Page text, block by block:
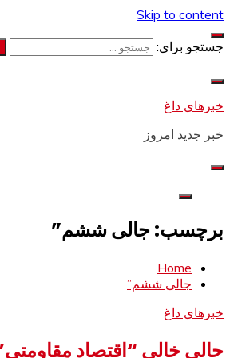
Skip to content
جستجو برای:
خبرهای داغ
خبر جدید امروز
برچسب: جالی ششم”
Home
جالی ششم”
خبرهای داغ
جالی خالی “اقتصاد